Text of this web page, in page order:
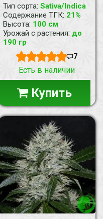
Тип сорта: Sativa/Indica
Содержание ТГК: 21%
Высота: 100 см
Урожай с растения: до
190 гр
7
Есть в наличии
Купить